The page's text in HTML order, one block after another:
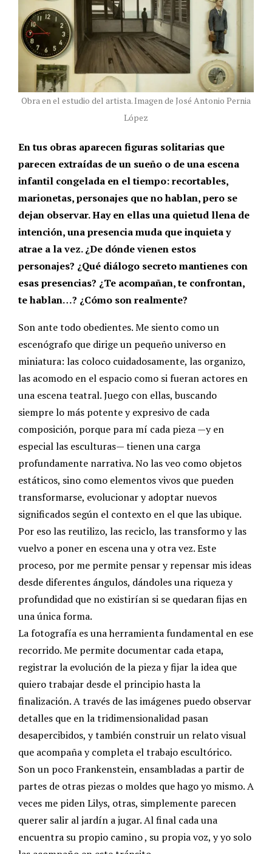
Obra en el estudio del artista. Imagen de José Antonio Pernia
López
En tus obras aparecen figuras solitarias que
parecen extraídas de un sueño o de una escena
infantil congelada en el tiempo: recortables,
marionetas, personajes que no hablan, pero se
dejan observar. Hay en ellas una quietud llena de
intención, una presencia muda que inquieta y
atrae a la vez. ¿De dónde vienen estos
personajes? ¿Qué diálogo secreto mantienes con
esas presencias? ¿Te acompañan, te confrontan,
te hablan…? ¿Cómo son realmente?
Son ante todo obedientes. Me siento como un
escenógrafo que dirige un pequeño universo en
miniatura: las coloco cuidadosamente, las organizo,
las acomodo en el espacio como si fueran actores en
una escena teatral. Juego con ellas, buscando
siempre lo más potente y expresivo de cada
composición, porque para mí cada pieza —y en
especial las esculturas— tienen una carga
profundamente narrativa. No las veo como objetos
estáticos, sino como elementos vivos que pueden
transformarse, evolucionar y adoptar nuevos
significados según el contexto en el que las ubique.
Por eso las reutilizo, las reciclo, las transformo y las
vuelvo a poner en escena una y otra vez. Este
proceso, por me permite pensar y repensar mis ideas
desde diferentes ángulos, dándoles una riqueza y
profundidad que no existirían si se quedaran fijas en
una única forma.
La fotografía es una herramienta fundamental en ese
recorrido. Me permite documentar cada etapa,
registrar la evolución de la pieza y fijar la idea que
quiero trabajar desde el principio hasta la
finalización. A través de las imágenes puedo observar
detalles que en la tridimensionalidad pasan
desapercibidos, y también construir un relato visual
que acompaña y completa el trabajo escultórico.
Son un poco Frankenstein, ensambladas a partir de
partes de otras piezas o moldes que hago yo mismo. A
veces me piden Lilys, otras, simplemente parecen
querer salir al jardín a jugar. Al final cada una
encuentra su propio camino , su propia voz, y yo solo